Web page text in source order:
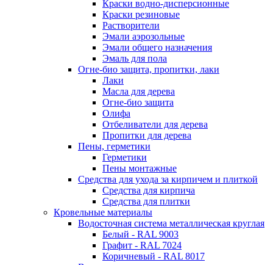
Краски водно-дисперсионные
Краски резиновые
Растворители
Эмали аэрозольные
Эмали общего назначения
Эмаль для пола
Огне-био защита, пропитки, лаки
Лаки
Масла для дерева
Огне-био защита
Олифа
Отбеливатели для дерева
Пропитки для дерева
Пены, герметики
Герметики
Пены монтажные
Средства для ухода за кирпичем и плиткой
Средства для кирпича
Средства для плитки
Кровельные материалы
Водосточная система металлическая круглая
Белый - RAL 9003
Графит - RAL 7024
Коричневый - RAL 8017